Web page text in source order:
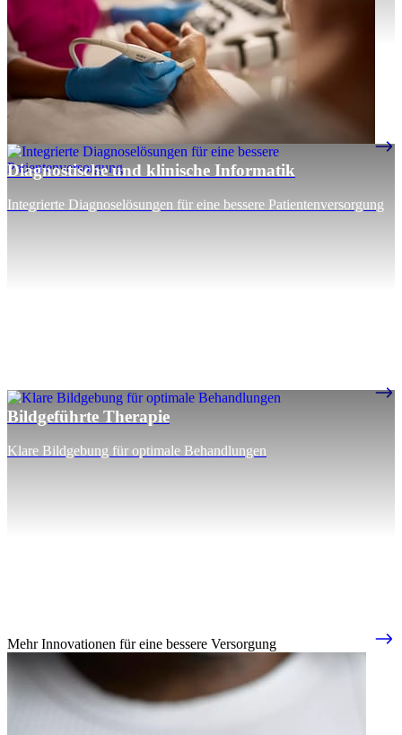
Diagnostische und klinische Informatik
Integrierte Diagnoselösungen für eine bessere Patientenversorgung
Bildgeführte Therapie
Klare Bildgebung für optimale Behandlungen
Mehr Innovationen für eine bessere Versorgung